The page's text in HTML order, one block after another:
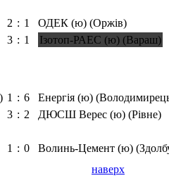
2 : 1
ОДЕК (ю) (Оржів)
3 : 1 Ізотоп-РАЕС (ю) (Вараш)
1 : 6
Енергія (ю)
3 : 2
ДЮСШ Верес (ю) (Рівне)
1 : 0
Волинь-Цемент (ю)
наверх